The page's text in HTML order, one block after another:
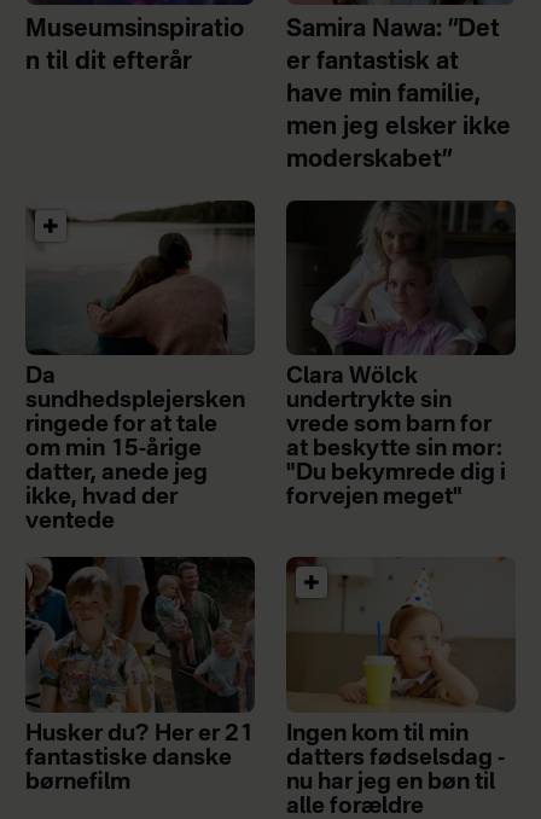
Museumsinspiratio
n til dit efterår
Samira Nawa: ”Det
er fantastisk at
have min familie,
men jeg elsker ikke
moderskabet”
Da
sundhedsplejersken
ringede for at tale
om min 15-årige
datter, anede jeg
ikke, hvad der
ventede
Clara Wölck
undertrykte sin
vrede som barn for
at beskytte sin mor:
"Du bekymrede dig i
forvejen meget"
Husker du? Her er 21
fantastiske danske
børnefilm
Ingen kom til min
datters fødselsdag -
nu har jeg en bøn til
alle forældre